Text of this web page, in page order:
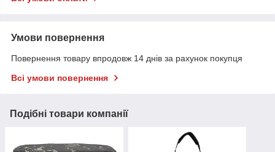
Умови повернення
Повернення товару впродовж 14 днів за рахунок покупця
Всі умови повернення
Подібні товари компанії